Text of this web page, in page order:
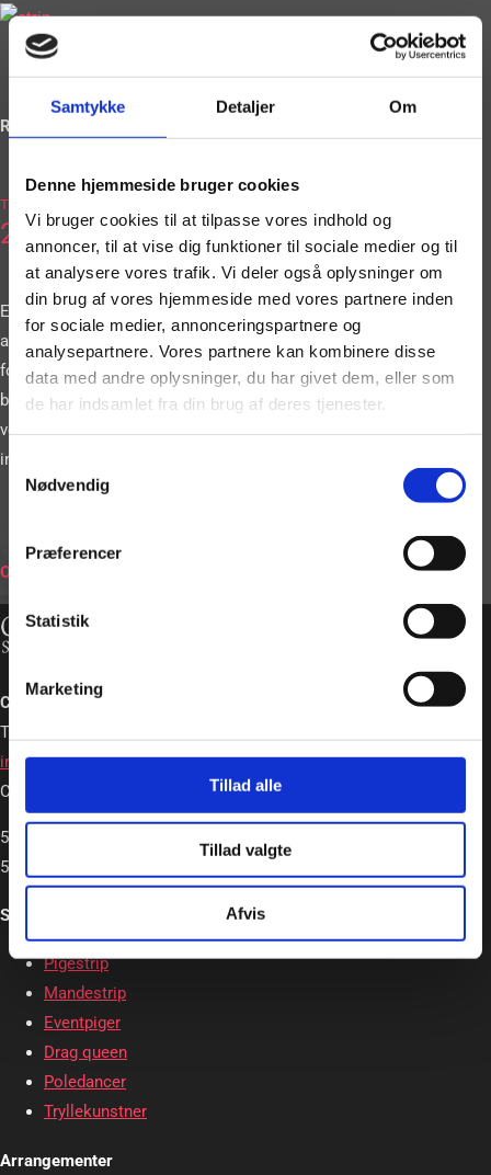
Samtykke Detaljer Om
Denne hjemmeside bruger cookies
Vi bruger cookies til at tilpasse vores indhold og
annoncer, til at vise dig funktioner til sociale medier og til
at analysere vores trafik. Vi deler også oplysninger om
din brug af vores hjemmeside med vores partnere inden
for sociale medier, annonceringspartnere og
analysepartnere. Vores partnere kan kombinere disse
data med andre oplysninger, du har givet dem, eller som
de har indsamlet fra din brug af deres tjenester.
Samtykkevalg
Nødvendig
Præferencer
Statistik
Marketing
Tillad alle
Tillad valgte
Afvis
Ring og book på
Tlf.
2036
2663
Eller book vores
artister gennem vores
formular. Vi
bestræber os på at
vende tilbage til dig
inden for 24 timer.
BOOK
ONLINE
Charlotte Schou – Strip og Event
Tlf. +45 20362663
info@charlotteschou.dk
CVR: 31814642
5,0
5,0 out of 5 stars (based on 19 reviews)
Strip & Event
Pigestrip
Mandestrip
Eventpiger
Drag queen
Poledancer
Tryllekunstner
Arrangementer